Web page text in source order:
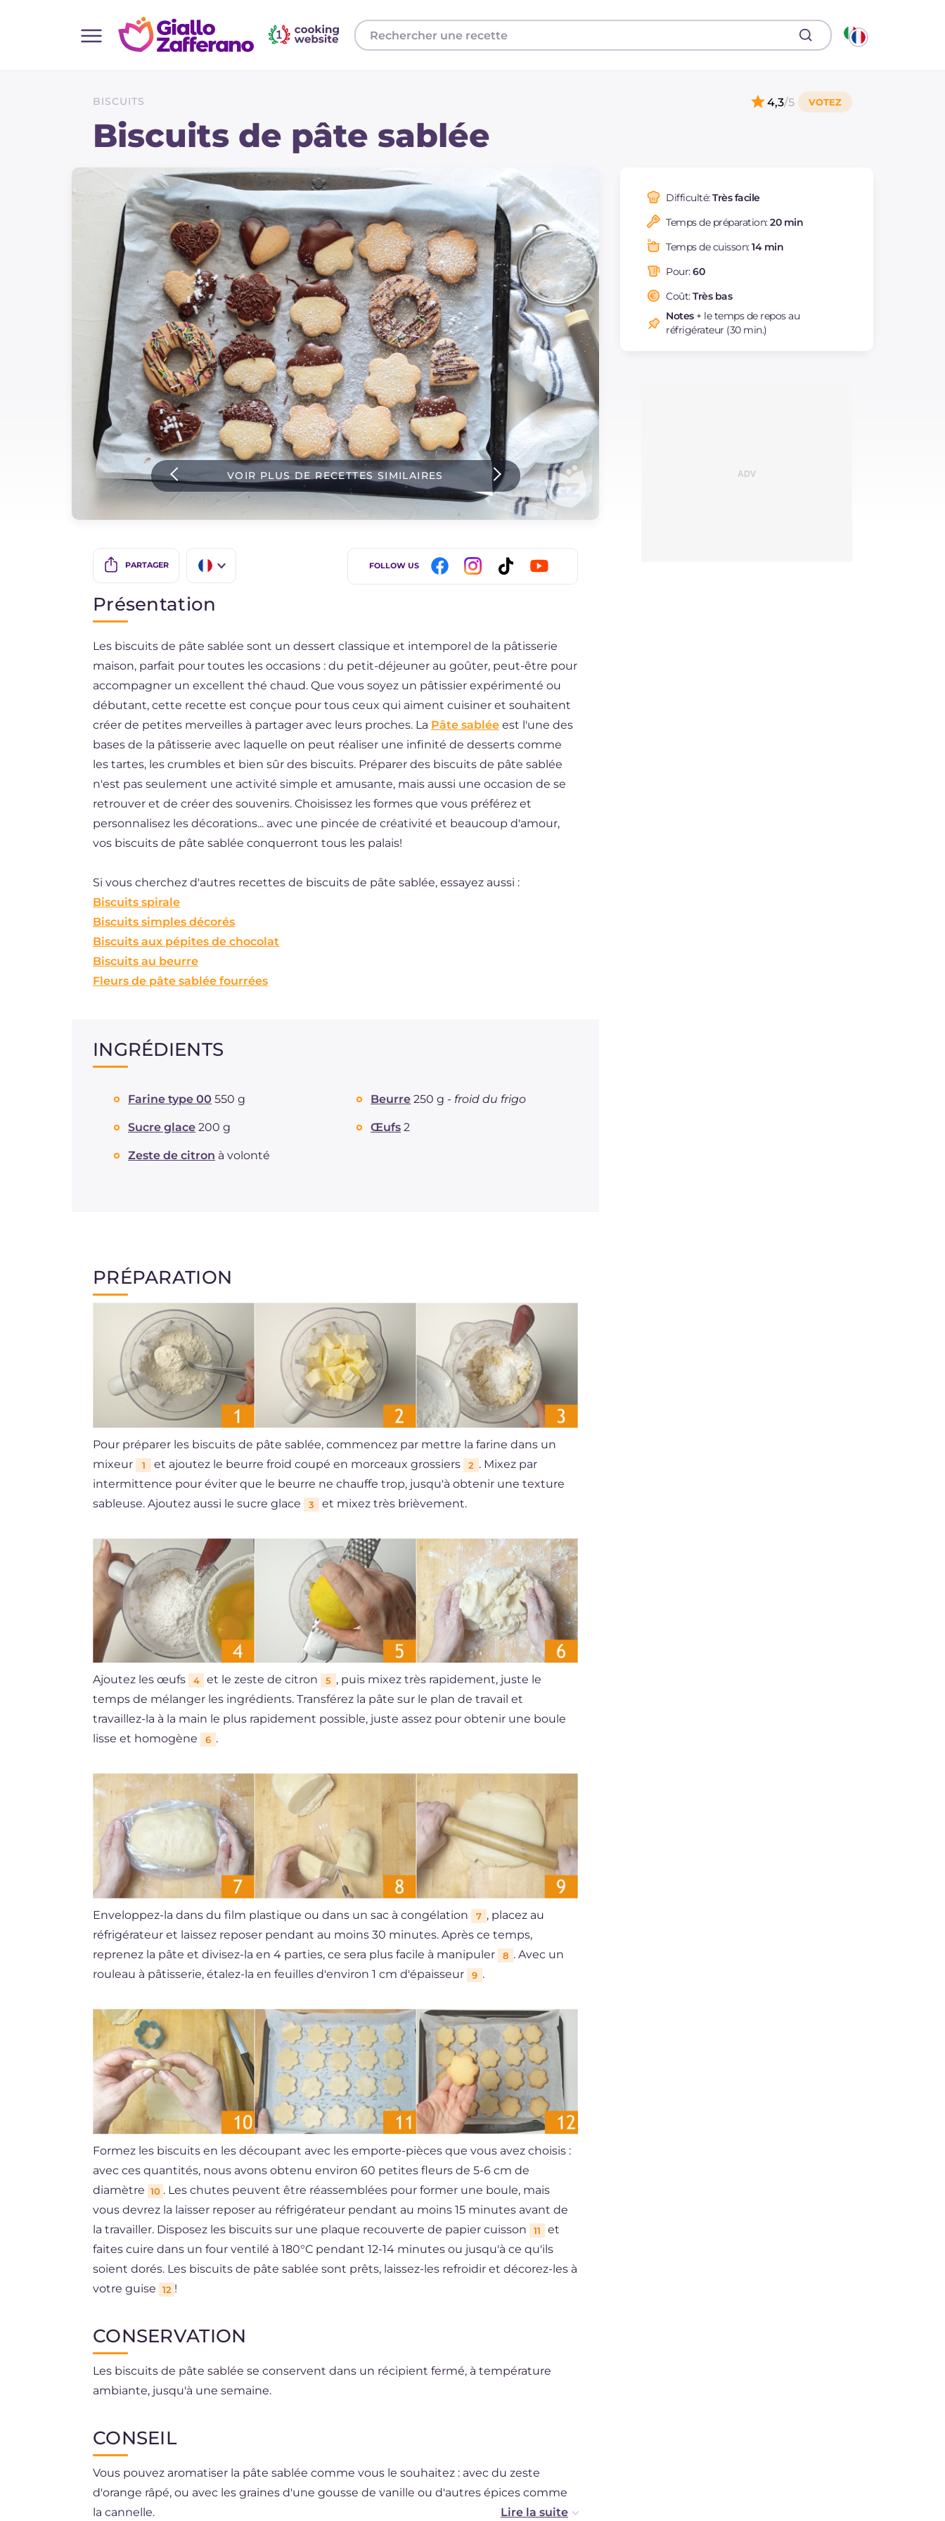
Toutes les recettes
Plats principaux
Boissons et rafraîchissements
Accompagnement
Gateaux et patisserie
Dernieres recettes
Instagram
YouTube
BISCUITS
Biscuits de pâte sablée
4,3/5
VOIR PLUS DE RECETTES SIMILAIRES
PARTAGER
DE
BR
NL
FOLLOW US
Difficulté:Très facile
Temps de préparation:20 min
Temps de cuisson:14 min
Pour:60
Coût:Très bas
Notes+ le temps de repos au
réfrigérateur (30 min.)
Présentation
Les biscuits de pâte sablée sont un dessert classique et intemporel de la pâtisserie
maison, parfait pour toutes les occasions : du petit-déjeuner au goûter, peut-être pour
accompagner un excellent thé chaud. Que vous soyez un pâtissier expérimenté ou
débutant, cette recette est conçue pour tous ceux qui aiment cuisiner et souhaitent
créer de petites merveilles à partager avec leurs proches. La Pâte sablée est l'une des
bases de la pâtisserie avec laquelle on peut réaliser une infinité de desserts comme
les tartes, les crumbles et bien sûr des biscuits. Préparer des biscuits de pâte sablée
n'est pas seulement une activité simple et amusante, mais aussi une occasion de se
retrouver et de créer des souvenirs. Choisissez les formes que vous préférez et
personnalisez les décorations... avec une pincée de créativité et beaucoup d'amour,
vos biscuits de pâte sablée conquerront tous les palais!
Si vous cherchez d'autres recettes de biscuits de pâte sablée, essayez aussi :
Biscuits spirale
Biscuits simples décorés
Biscuits aux pépites de chocolat
Biscuits au beurre
Fleurs de pâte sablée fourrées
INGRÉDIENTS
Farine type 00 550 g Beurre 250 g - froid du frigo
Sucre glace 200 g Œufs 2
Zeste de citron à volonté
PRÉPARATION
Pour préparer les biscuits de pâte sablée, commencez par mettre la farine dans un
mixeur
1 et ajoutez le beurre froid coupé en morceaux grossiers 2 . Mixez par
intermittence pour éviter que le beurre ne chauffe trop, jusqu'à obtenir une texture
sableuse. Ajoutez aussi le sucre glace
3 et mixez très brièvement.
Ajoutez les œufs 4 et le zeste de citron 5 , puis mixez très rapidement, juste le
temps de mélanger les ingrédients. Transférez la pâte sur le plan de travail et
travaillez-la à la main le plus rapidement possible, juste assez pour obtenir une boule
lisse et homogène
6 .
Enveloppez-la dans du film plastique ou dans un sac à congélation 7 , placez au
réfrigérateur et laissez reposer pendant au moins 30 minutes. Après ce temps,
reprenez la pâte et divisez-la en 4 parties, ce sera plus facile à manipuler
8 . Avec un
rouleau à pâtisserie, étalez-la en feuilles d'environ 1 cm d'épaisseur
9 .
Formez les biscuits en les découpant avec les emporte-pièces que vous avez choisis :
avec ces quantités, nous avons obtenu environ 60 petites fleurs de 5-6 cm de
diamètre 10 . Les chutes peuvent être réassemblées pour former une boule, mais
vous devrez la laisser reposer au réfrigérateur pendant au moins 15 minutes avant de
la travailler. Disposez les biscuits sur une plaque recouverte de papier cuisson
11
et
faites cuire dans un four ventilé à 180°C pendant 12-14 minutes ou jusqu'à ce qu'ils
soient dorés. Les biscuits de pâte sablée sont prêts, laissez-les refroidir et décorez-les à
votre guise
12 !
CONSERVATION
Les biscuits de pâte sablée se conservent dans un récipient fermé, à température
ambiante, jusqu'à une semaine.
CONSEIL
Vous pouvez aromatiser la pâte sablée comme vous le souhaitez : avec du zeste
d'orange râpé, ou avec les graines d'une gousse de vanille ou d'autres épices comme
la cannelle.